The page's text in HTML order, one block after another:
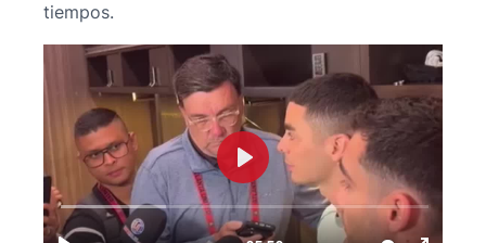
tiempos.